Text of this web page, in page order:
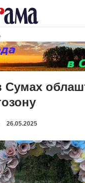
Сумах
26.05.2025